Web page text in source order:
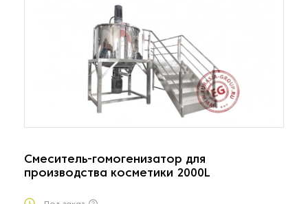
Смеситель-гомогенизатор для
производства косметики 2000L